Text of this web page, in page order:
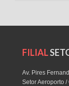
FILIAL
Av. Pires
Setor Aeroporto /